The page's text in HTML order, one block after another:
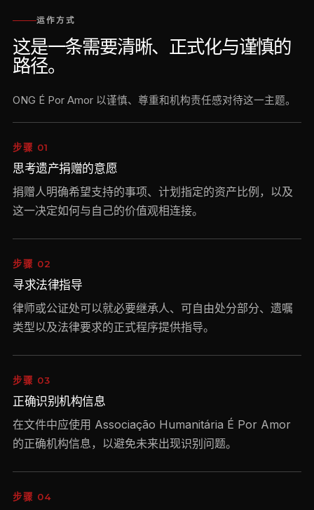
运作方式
这是一条需要清晰、正式化与谨慎的
路径。
ONG É Por Amor 以谨慎、尊重和机构责任感对待这一主题。
步骤 01
思考遗产捐赠的意愿
捐赠人明确希望支持的事项、计划指定的资产比例，以及
这一决定如何与自己的价值观相连接。
步骤 02
寻求法律指导
律师或公证处可以就必要继承人、可自由处分部分、遗嘱
类型以及法律要求的正式程序提供指导。
步骤 03
正确识别机构信息
在文件中应使用 Associação Humanitária É Por Amor
的正确机构信息，以避免未来出现识别问题。
步骤 04